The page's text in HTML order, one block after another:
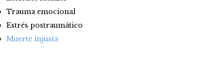
Trauma emocional
Estrés postraumático
Muerte injusta